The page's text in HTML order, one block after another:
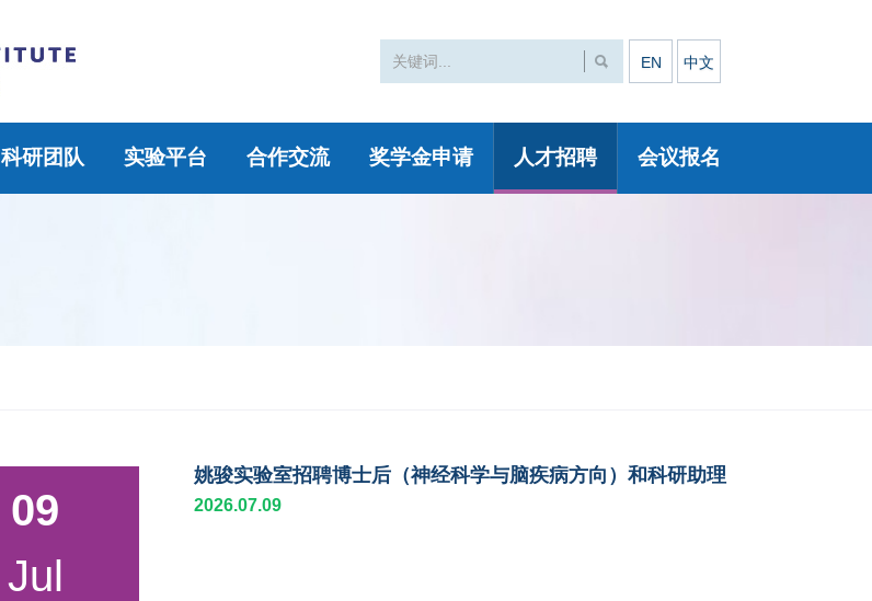
EN 中文
科研团队 实验平台 合作交流 奖学金申请 人才招聘 会议报名
09
Jul
姚骏实验室招聘博士后（神经科学与脑疾病方向）和科研助理
2026.07.09